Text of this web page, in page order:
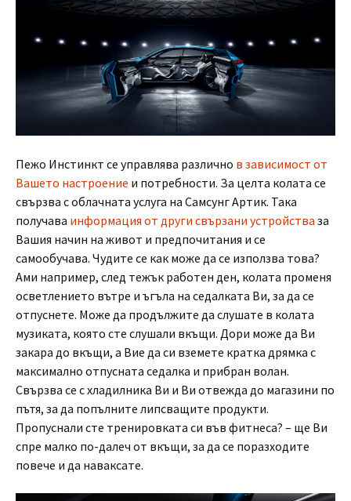
Пежо Инстинкт се управлява различно в зависимост от
Вашето настроение и потребности. За целта колата се
свързва с облачната услуга на Самсунг Артик. Така
получава информация от други свързани устройства за
Вашия начин на живот и предпочитания и се
самообучава. Чудите се как може да се използва това?
Ами например, след тежък работен ден, колата променя
осветлението вътре и ъгъла на седалката Ви, за да се
отпуснете. Може да продължите да слушате в колата
музиката, която сте слушали вкъщи. Дори може да Ви
закара до вкъщи, а Вие да си вземете кратка дрямка с
максимално отпусната седалка и прибран волан.
Свързва се с хладилника Ви и Ви отвежда до магазини по
пътя, за да попълните липсващите продукти.
Пропуснали сте тренировката си във фитнеса? – ще Ви
спре малко по-далеч от вкъщи, за да се поразходите
повече и да наваксате.